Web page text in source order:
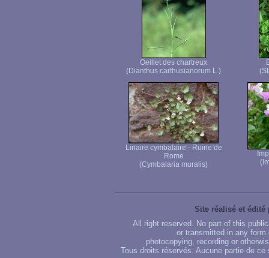
Oeillet des chartreux
(Dianthus carthusianorum L.)
Linaire cymbalaire - Ruine de
Rome
(Cymbalaria muralis)
Site réalisé et édité
All right reserved. No part of this
or transmitted in any
photocopying, recording or
Tous droits réservés. Aucune partie de